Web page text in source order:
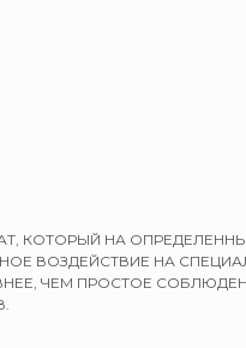
КОТОРЫЙ НА
ВОЗДЕЙСТВИЕ НА
ЧЕМ ПРОСТОЕ